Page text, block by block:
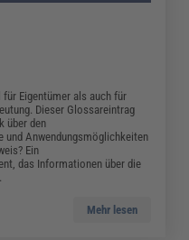
Eigentümer als auch für
Dieser Glossareintrag
über den
und Anwendungsmöglichkeiten
Ein
das Informationen über die
Mehr lesen